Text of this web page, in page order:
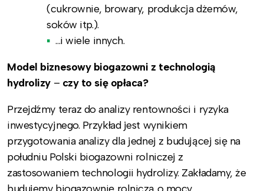
(cukrownie, browary, produkcja dżemów,
soków itp.).
…i wiele innych.
Model biznesowy biogazowni z technologią
hydrolizy – czy to się opłaca?
Przejdźmy teraz do analizy rentowności i ryzyka
inwestycyjnego. Przykład jest wynikiem
przygotowania analizy dla jednej z budującej się na
południu Polski biogazowni rolniczej z
zastosowaniem technologii hydrolizy. Zakładamy, że